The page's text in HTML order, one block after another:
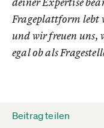
Frageplattform lebt
und wir freuen uns,
egal ob als
Beitrag teilen